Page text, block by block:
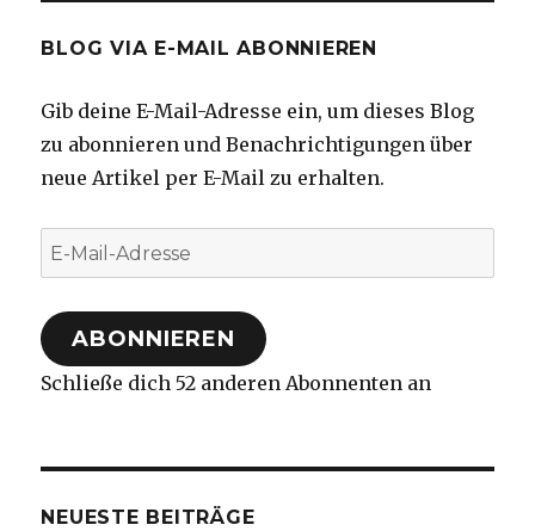
BLOG VIA E-MAIL ABONNIEREN
Gib deine E-Mail-Adresse ein, um dieses Blog
zu abonnieren und Benachrichtigungen über
neue Artikel per E-Mail zu erhalten.
E-
Mail-
Adresse
ABONNIEREN
Schließe dich 52 anderen Abonnenten an
NEUESTE BEITRÄGE